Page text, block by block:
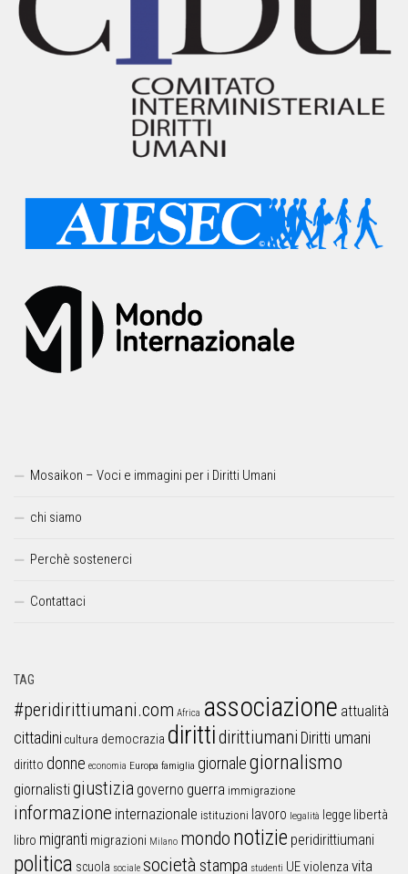
Mosaikon – Voci e immagini per i Diritti Umani
chi siamo
Perchè sostenerci
Contattaci
TAG
#peridirittiumani.com Africa associazione attualità
cittadini cultura democrazia dirittidirittiumani Diritti umani
diritto donne economia Europa famiglia giornalegiornalismo
giornalistigiustizia governo guerra immigrazione
informazione internazionale istituzioni lavoro legalità legge libertà
libro migranti migrazioni Milano mondo notizie peridirittiumani
politica scuola sociale società stampa studenti UEviolenza vita